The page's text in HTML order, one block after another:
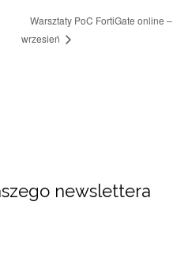
Warsztaty PoC FortiGate online –
wrzesień
newslettera